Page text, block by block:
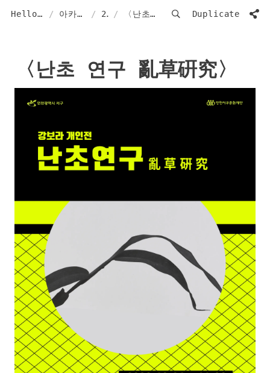
Hello from Cosmo40 / 아카이브 ArCHIVe / 2020 / 〈난초 연구 亂草硏究〉 Duplicate
〈난초 연구 亂草硏究〉